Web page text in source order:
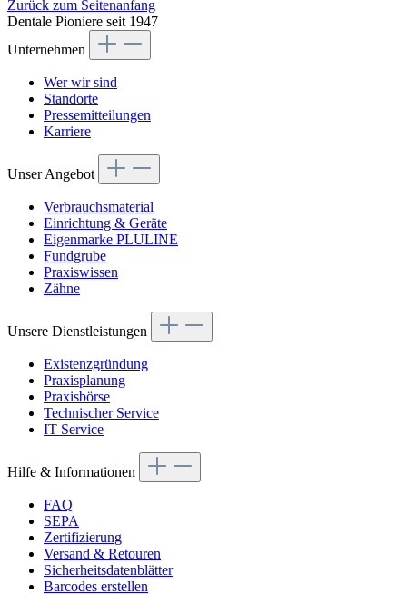
Zurück zum Seitenanfang
Dentale Pioniere seit 1947
Unternehmen
Wer wir sind
Standorte
Pressemitteilungen
Karriere
Unser Angebot
Verbrauchsmaterial
Einrichtung & Geräte
Eigenmarke PLULINE
Fundgrube
Praxiswissen
Zähne
Unsere Dienstleistungen
Existenzgründung
Praxisplanung
Praxisbörse
Technischer Service
IT Service
Hilfe & Informationen
FAQ
SEPA
Zertifizierung
Versand & Retouren
Sicherheitsdatenblätter
Barcodes erstellen